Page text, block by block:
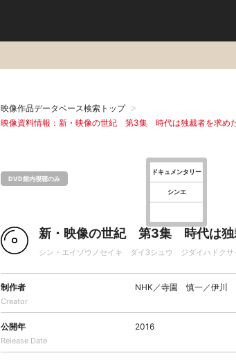
映像作品データベース検索トップ
映像資料情報：新・映像の世紀 第3集 時代は独裁者を求め
DVD館内視聴のみ
ドキュメンタリー
シンエ
新・映像の世紀 第3集 時代は
シン・エイゾウノセイキ ダイ3シュウ ジダイハドク
制作者
Creator
NHK／寺園 慎一／伊川
公開年
Release Date
2016